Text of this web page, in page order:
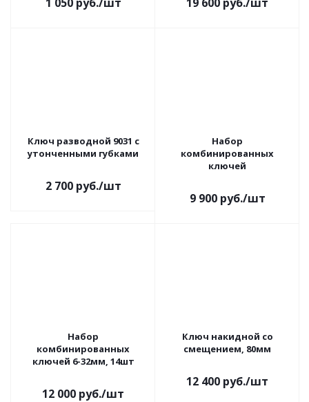
Ключ разводной 9031 с
утонченными губками
2 700руб./шт
Набор
комбинированных
ключей
9 900руб./шт
Набор
комбинированных
ключей 6-32мм, 14шт
12 000 руб./шт
Ключ накидной со
смещением, 80мм
12 400 руб./шт